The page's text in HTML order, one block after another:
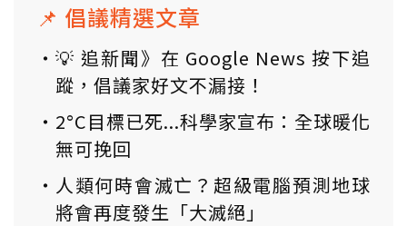
📌 倡議精選文章
💡 追新聞》在 Google News 按下追
蹤，倡議家好文不漏接！
2°C目標已死...科學家宣布：全球暖化
無可挽回
人類何時會滅亡？超級電腦預測地球
將會再度發生「大滅絕」